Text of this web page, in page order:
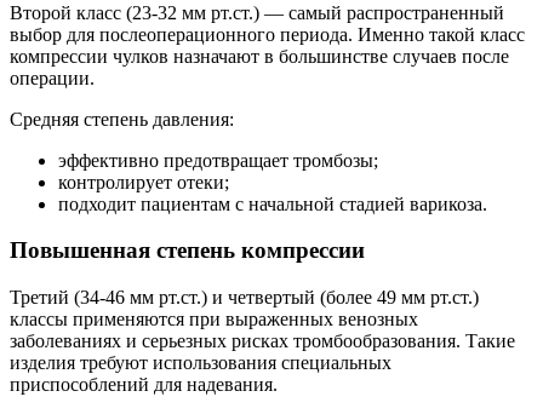
Второй класс (23-32 мм рт.ст.) — самый распространенный
выбор для послеоперационного периода. Именно такой класс
компрессии чулков назначают в большинстве случаев после
операции.
Средняя степень давления:
эффективно предотвращает тромбозы;
контролирует отеки;
подходит пациентам с начальной стадией варикоза.
Повышенная степень компрессии
Третий (34-46 мм рт.ст.) и четвертый (более 49 мм рт.ст.)
классы применяются при выраженных венозных
заболеваниях и серьезных рисках тромбообразования. Такие
изделия требуют использования специальных
приспособлений для надевания.